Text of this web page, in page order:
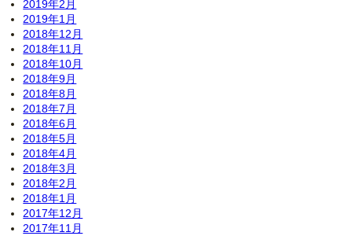
2019年2月
2019年1月
2018年12月
2018年11月
2018年10月
2018年9月
2018年8月
2018年7月
2018年6月
2018年5月
2018年4月
2018年3月
2018年2月
2018年1月
2017年12月
2017年11月